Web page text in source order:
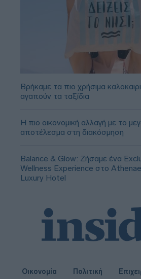
Βρήκαμε τα πιο χρήσιμα
αγαπούν τα ταξίδια
Η πιο οικονομική αλλαγή με το
αποτέλεσμα στη διακόσμηση
Balance & Glow: Ζήσαμε ένα
Wellness Experience στο
Luxury Hotel
Οικονομία Πολιτική